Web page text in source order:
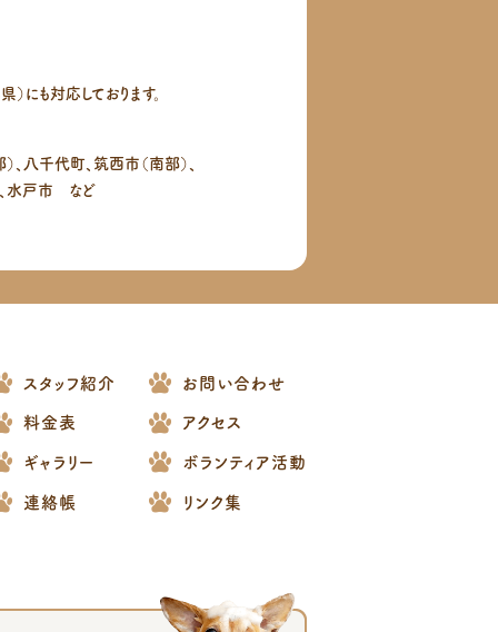
にも対応しております。
八千代町、筑西市（南部）、
、水戸市 など
スタッフ紹介
料金表
ギャラリー
連絡帳
お問い合わせ
アクセス
ボランティア活動
リンク集